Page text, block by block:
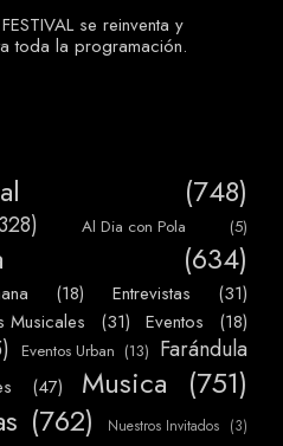
se reinventa y
toda la programación.
(748)
Al Dia con Pola (5)
(634)
(18) Entrevistas (31)
Musicales (31) Eventos (18)
Eventos Urban (13) Farándula
(47) Musica (751)
(762) Nuestros Invitados (3)